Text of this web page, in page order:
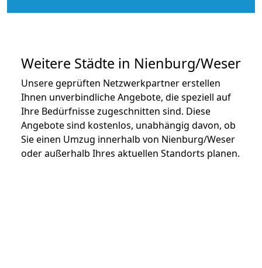
Weitere Städte in Nienburg/Weser
Unsere geprüften Netzwerkpartner erstellen
Ihnen unverbindliche Angebote, die speziell auf
Ihre Bedürfnisse zugeschnitten sind. Diese
Angebote sind kostenlos, unabhängig davon, ob
Sie einen Umzug innerhalb von Nienburg/Weser
oder außerhalb Ihres aktuellen Standorts planen.